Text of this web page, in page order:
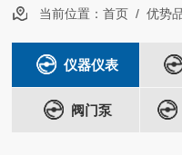
当前位置：首页 /优势
仪器仪表
阀门泵